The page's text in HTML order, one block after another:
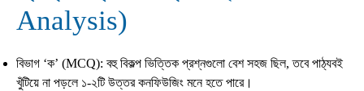
Analysis)
বিভাগ ‘ক’ (MCQ): বহু বিকল্প ভিত্তিক প্রশ্নগুলো বেশ সহজ ছিল, তবে পাঠ্যবই
খুঁটিয়ে না পড়লে ১-২টি উত্তর কনফিউজিং মনে হতে পারে।